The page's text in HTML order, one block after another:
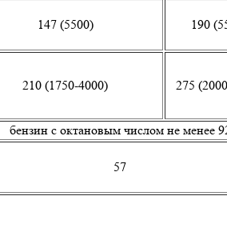
147 (5500) 190
210 (1750-4000) 275
бензин с октановым числом не менее
57